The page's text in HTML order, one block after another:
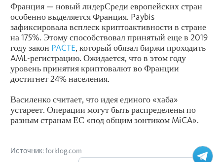
Франция — новый лидерСреди европейских стран
особенно выделяется Франция. Paybis
зафиксировала всплеск криптоактивности в стране
на 175%. Этому способствовал принятый еще в 2019
году закон PACTE, который обязал биржи проходить
AML-регистрацию. Ожидается, что в этом году
уровень принятия криптовалют во Франции
достигнет 24% населения.
Василенко считает, что идея единого «хаба»
устареет. Операции могут быть распределены по
разным странам ЕС «под общим зонтиком MiCA».
Источник: forklog.com